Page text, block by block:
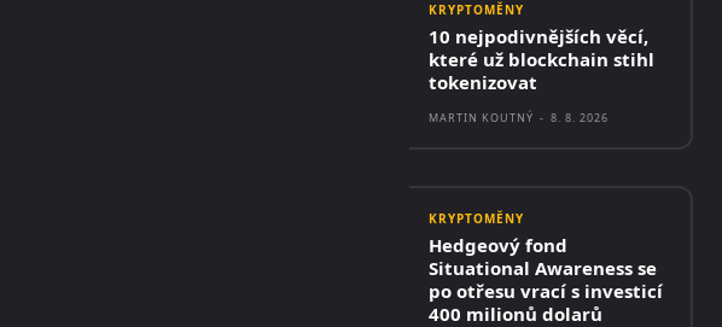
KRYPTOMĚNY
10 nejpodivnějších věcí,
které už blockchain stihl
tokenizovat
MARTIN KOUTNÝ - 8. 8. 2026
KRYPTOMĚNY
Hedgeový fond
Situational Awareness se
po otřesu vrací s investicí
400 milionů dolarů